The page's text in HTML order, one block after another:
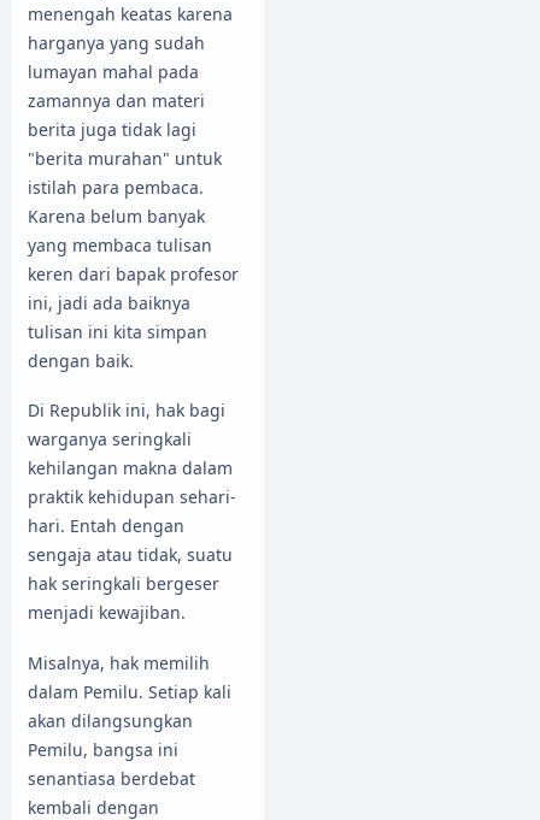
menengah keatas karena
harganya yang sudah
lumayan mahal pada
zamannya dan materi
berita juga tidak lagi
"berita murahan" untuk
istilah para pembaca.
Karena belum banyak
yang membaca tulisan
keren dari bapak profesor
ini, jadi ada baiknya
tulisan ini kita simpan
dengan baik.
Di Republik ini, hak bagi
warganya seringkali
kehilangan makna dalam
praktik kehidupan sehari-
hari. Entah dengan
sengaja atau tidak, suatu
hak seringkali bergeser
menjadi kewajiban.
Misalnya, hak memilih
dalam Pemilu. Setiap kali
akan dilangsungkan
Pemilu, bangsa ini
senantiasa berdebat
kembali dengan